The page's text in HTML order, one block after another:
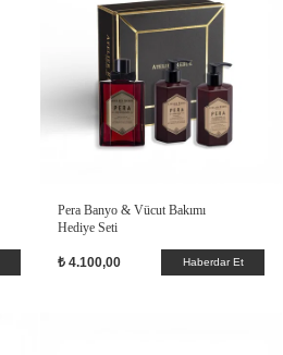
Pera Banyo & Vücut Bakımı
Hediye Seti
₺ 4.100,00 Haberdar Et